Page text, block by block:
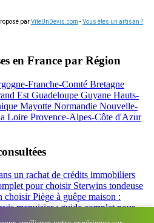
parViteUnDevis.com -Vous êtes un artisan ?
en France par Région
Franche-Comté Bretagne
Est Guadeloupe Guyane Hauts-
Mayotte Normandie Nouvelle-
Loire Provence-Alpes-Côte d'Azur
un rachat de crédits immobiliers
pour choisir Sterwins tondeuse
choisirPiège à guêpe maison :
menuisier : guide complet pour
rachat de crédit : regrouper prêt